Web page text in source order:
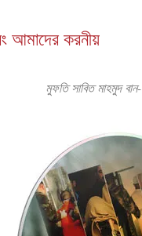
আমাদের করনীয়
মুফতি সাবিত মাহমুদ বান-